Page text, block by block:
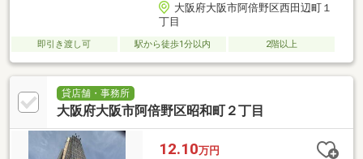
大阪府大阪市阿倍野区西田辺町１
丁目
即引き渡し可 駅から徒歩1分以内 2階以上
貸店舗・事務所
大阪府大阪市阿倍野区昭和町２丁目
12.10万円